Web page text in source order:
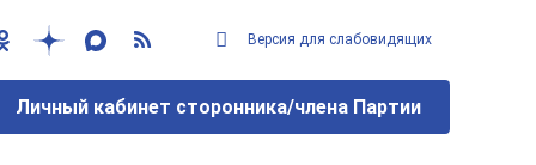
Версия для слабовидящих
Личный кабинет сторонника/члена Партии